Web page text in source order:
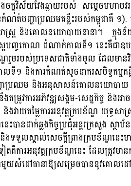
ក្ខុវិស័យវែងឆ្ងាយរបស់ សម្តេចមហាប
កំណត់បញ្ហាប្រឈមគន្លឹះរបស់កម្ពុជាគឺ ១).
សាស្រ្ដ និងគោលនយោបាយនានា។ ក្នុង
ស្ត្របញ្ចកោណ ដំណាក់កាលទី១ នេះគឺជា
រួមរបស់ប្រទេសជាតិទាំងមូល ដែលមាន
និងការកំណត់សូចនាករសមិទ្ធកម្មគន្
ហាប្រឈម និងអនុសាសន៍គោលនយោបាយ
ម្រូវការអភិវឌ្ឍសង្គម-សេដ្ឋកិច្ច និងអ
និងវាយតម្លៃការអនុវត្តក្របខ័ណ្ឌ យុទ្ធ
ះបានដាក់ឆ្លងកិច្ចប្រជុំអន្ដរក្រសួង ស្ថា
ងទទួលស្គាល់សេចក្ដីព្រាងក្របខ័ណ្ឌនេ
ការអនុវត្ដក្របខ័ណ្ឌនេះ ដែលត្រូវមា
ែមួយសំដៅធានាឱ្យសម្រេចបាននូវគោល